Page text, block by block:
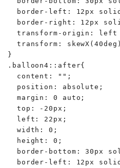
border-left: 12px
border-right: 12px
transform-origin: left
transform:
}
.balloon4::after{
  content: "";
  position: absolute;
  margin: 0 auto;
  top: -20px;
  left: 22px;
  width: 0;
  height: 0;
border-bottom: 30px
border-left: 12px